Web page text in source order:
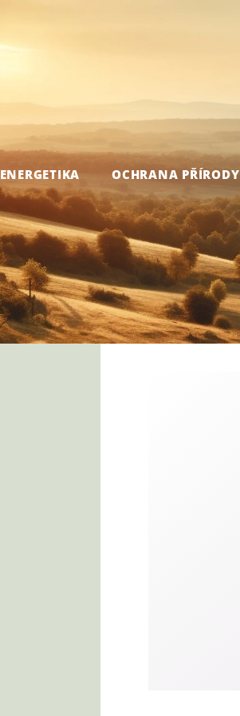
ENERGETIKA OCHRANA PŘÍRODY